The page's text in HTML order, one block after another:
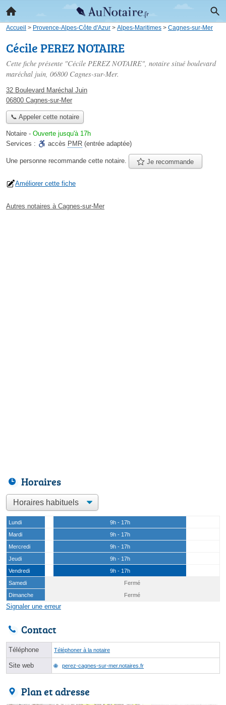
Accueil > Provence-Alpes-Côte d'Azur > Alpes-Maritimes > Cagnes-sur-Mer
Cécile PEREZ NOTAIRE
Cette fiche présente "Cécile PEREZ NOTAIRE", notaire situé boulevard
maréchal juin, 06800 Cagnes-sur-Mer.
32 Boulevard Maréchal Juin
06800 Cagnes-sur-Mer
📞 Appeler cette notaire
Notaire - Ouverte jusqu'à 17h
Services :
accès PMR (entrée adaptée)
Une personne recommande cette notaire. Je recommande
Améliorer cette fiche
Autres notaires à Cagnes-sur-Mer
Horaires
Lundi
9h - 17h
Mardi
9h - 17h
Mercredi
9h - 17h
Jeudi
9h - 17h
Vendredi
9h - 17h
Samedi
Fermé
Dimanche
Fermé
Signaler une erreur
Contact
Téléphone Téléphoner à la notaire
Site web perez-cagnes-sur-mer.notaires.fr
Plan et adresse